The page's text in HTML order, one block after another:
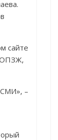
сайте
СМИ», –